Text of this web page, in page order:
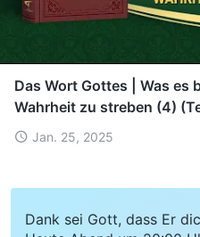
Das Wort Gottes | Was es
Wahrheit zu streben (4)
Jan. 25, 2025
Dank sei Gott, dass Er